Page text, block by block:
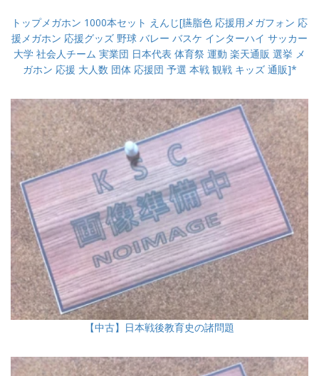
トップメガホン 1000本セット えんじ[臙脂色 応援用メガフォン 応
援メガホン 応援グッズ 野球 バレー バスケ インターハイ サッカー
大学 社会人チーム 実業団 日本代表 体育祭 運動 楽天通販 選挙 メ
ガホン 応援 大人数 団体 応援団 予選 本戦 観戦 キッズ 通販]*
【中古】日本戦後教育史の諸問題